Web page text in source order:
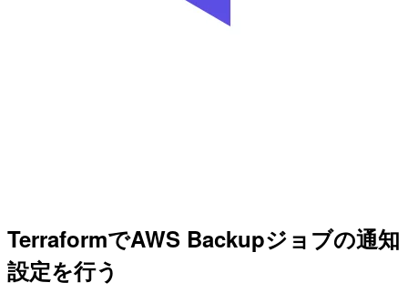
TerraformでAWS Backupジョブの通知
設定を行う